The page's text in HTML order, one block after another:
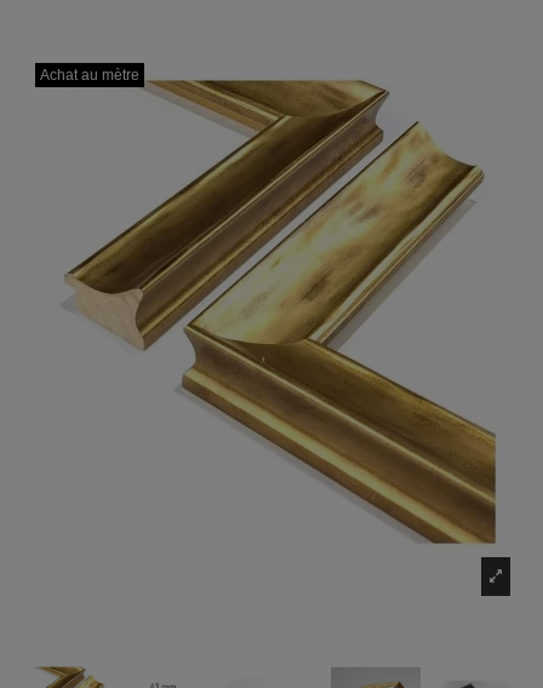
Achat au mètre
Achat au mètre
Achat au mètre